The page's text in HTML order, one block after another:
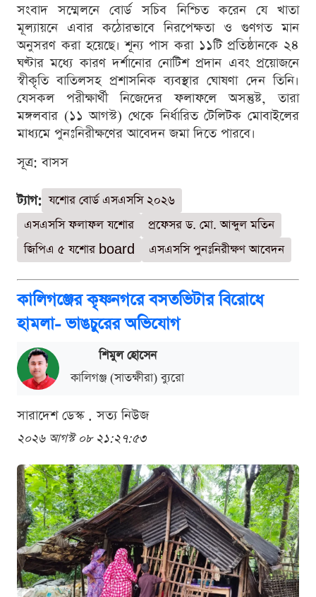
সংবাদ সম্মেলনে বোর্ড সচিব নিশ্চিত করেন যে খাতা
মূল্যায়নে এবার কঠোরভাবে নিরপেক্ষতা ও গুণগত মান
অনুসরণ করা হয়েছে। শূন্য পাস করা ১১টি প্রতিষ্ঠানকে ২৪
ঘণ্টার মধ্যে কারণ দর্শানোর নোটিশ প্রদান এবং প্রয়োজনে
স্বীকৃতি বাতিলসহ প্রশাসনিক ব্যবস্থার ঘোষণা দেন তিনি।
যেসকল পরীক্ষার্থী নিজেদের ফলাফলে অসন্তুষ্ট, তারা
মঙ্গলবার (১১ আগস্ট) থেকে নির্ধারিত টেলিটক মোবাইলের
মাধ্যমে পুনঃনিরীক্ষণের আবেদন জমা দিতে পারবে।
সূত্র: বাসস
ট্যাগ: যশোর বোর্ড এসএসসি ২০২৬
এসএসসি ফলাফল যশোর
প্রফেসর ড. মো. আব্দুল মতিন
জিপিএ ৫ যশোর board
এসএসসি পুনঃনিরীক্ষণ আবেদন
কালিগঞ্জের কৃষ্ণনগরে বসতভিটার বিরোধে
হামলা- ভাঙচুরের অভিযোগ
শিমুল হোসেন
কালিগঞ্জ (সাতক্ষীরা) ব্যুরো
সারাদেশ ডেস্ক . সত্য নিউজ
২০২৬ আগস্ট ০৮ ২১:২৭:৫৩